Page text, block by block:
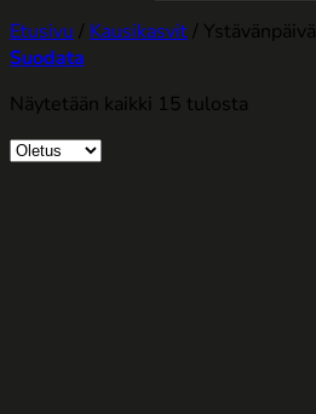
Etusivu / Kausikasvit/ Ystävänpäivä
Suodata
Näytetään kaikki 15 tulosta